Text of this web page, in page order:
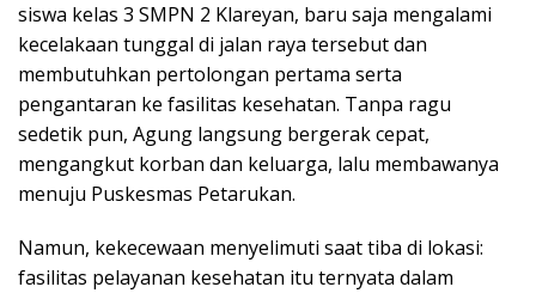
siswa kelas 3 SMPN 2 Klareyan, baru saja mengalami
kecelakaan tunggal di jalan raya tersebut dan
membutuhkan pertolongan pertama serta
pengantaran ke fasilitas kesehatan. Tanpa ragu
sedetik pun, Agung langsung bergerak cepat,
mengangkut korban dan keluarga, lalu membawanya
menuju Puskesmas Petarukan.
Namun, kekecewaan menyelimuti saat tiba di lokasi:
fasilitas pelayanan kesehatan itu ternyata dalam